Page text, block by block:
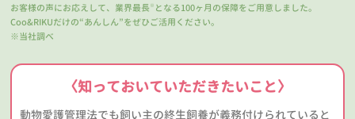
お客様の声にお応えして、業界最長 ※ となる100ヶ月の保障をご用意しました。
Coo&RIKUだけの“あんしん”をぜひご活用ください。
※当社調べ
〈知っておいていただきたいこと〉
動物愛護管理法でも飼い主の終生飼養が義務付けられていると